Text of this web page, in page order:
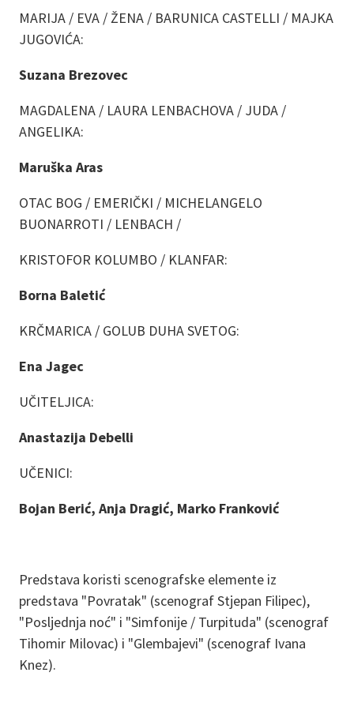
MARIJA / EVA / ŽENA / BARUNICA CASTELLI / MAJKA
JUGOVIĆA:
Suzana Brezovec
MAGDALENA / LAURA LENBACHOVA / JUDA /
ANGELIKA:
Maruška Aras
OTAC BOG / EMERIČKI / MICHELANGELO
BUONARROTI / LENBACH /
KRISTOFOR KOLUMBO / KLANFAR:
Borna Baletić
KRČMARICA / GOLUB DUHA SVETOG:
Ena Jagec
UČITELJICA:
Anastazija Debelli
UČENICI:
Bojan Berić, Anja Dragić, Marko Franković
Predstava koristi scenografske elemente iz
predstava "Povratak" (scenograf Stjepan Filipec),
"Posljednja noć" i "Simfonije / Turpituda" (scenograf
Tihomir Milovac) i "Glembajevi" (scenograf Ivana
Knez).